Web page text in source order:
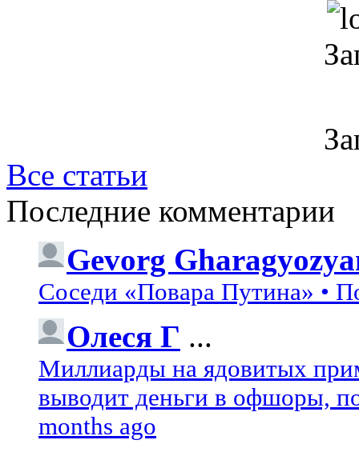
Все статьи
Последние комментарии
Gevorg
Соседи «Повара Путина» •
Олеся Г ...
Миллиарды на ядовитых
выводит деньги в офшоры,
months ago